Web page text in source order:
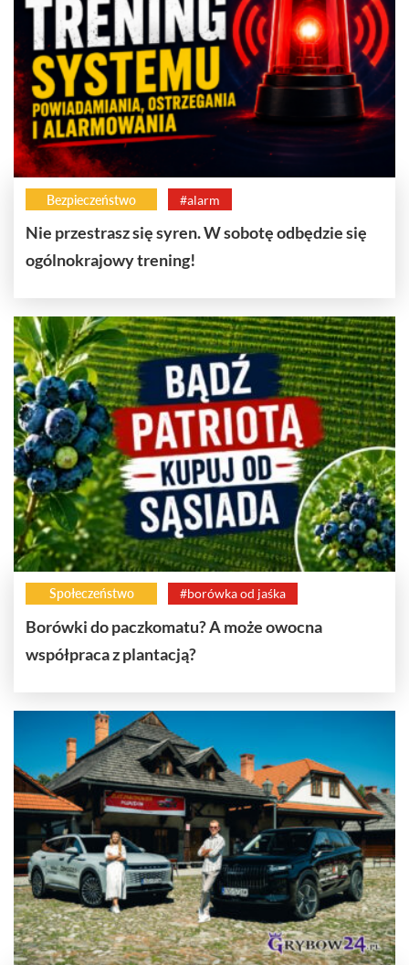
Bezpieczeństwo #alarm
Nie przestrasz się syren. W sobotę odbędzie się
ogólnokrajowy trening!
Społeczeństwo #borówka od jaśka
Borówki do paczkomatu? A może owocna
współpraca z plantacją?